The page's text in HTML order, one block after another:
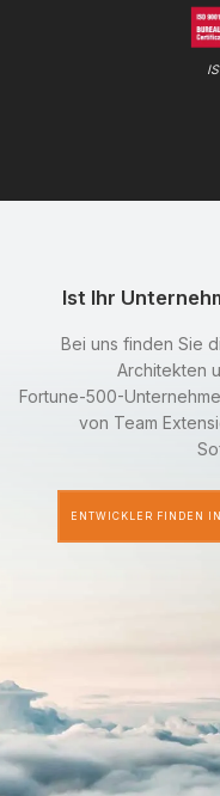
Ist Ihr
Bei uns finden Sie
Architekten
Fortune-500-
von Team
ENTWICKLER FINDEN